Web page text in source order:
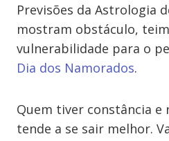
Previsões da Astrologia
mostram obstáculo,
vulnerabilidade para o
Dia dos Namorados.
Quem tiver constância e
tende a se sair melhor.